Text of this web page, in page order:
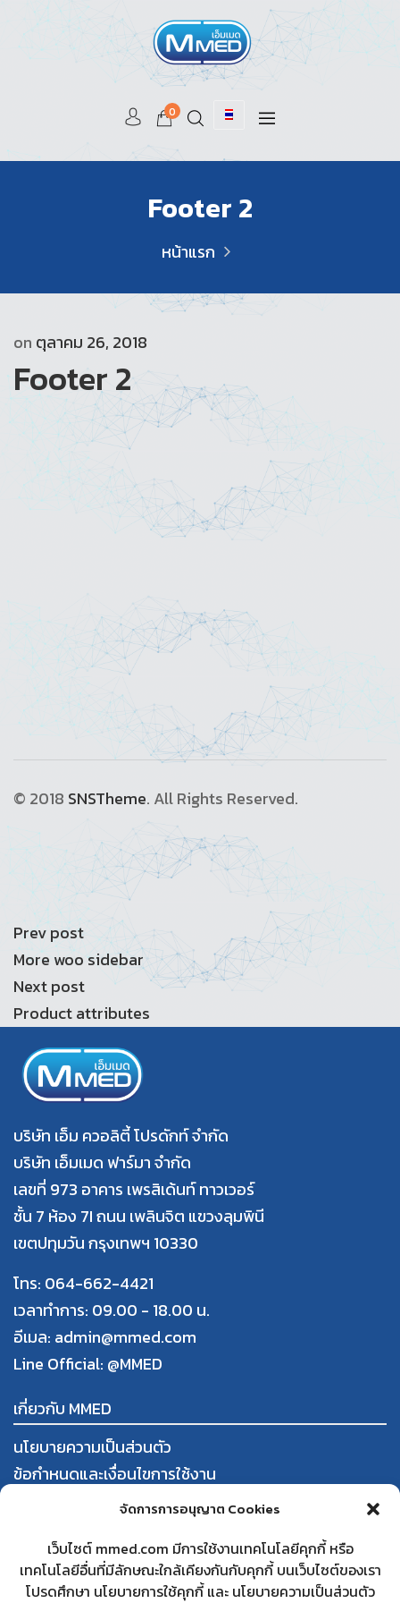
จัดการการอนุญาต Cookies
เว็บไซต์ mmed.com มีการใช้งานเทคโนโลยีคุกกี้ หรือ
เทคโนโลยีอื่นที่มีลักษณะใกล้เคียงกันกับคุกกี้ บนเว็บไซต์ของเรา
โปรดศึกษา นโยบายการใช้คุกกี้ และ นโยบายความเป็นส่วนตัว
0
Footer 2
หน้าแรก
on ตุลาคม 26, 2018
Footer 2
© 2018 SNSTheme. All Rights Reserved.
Prev post
More woo sidebar
Next post
Product attributes
บริษัท เอ็ม ควอลิตี้ โปรดักท์ จำกัด
บริษัท เอ็มเมด ฟาร์มา จำกัด
เลขที่ 973 อาคาร เพรสิเด้นท์ ทาวเวอร์
ชั้น 7 ห้อง 7I ถนน เพลินจิต แขวงลุมพินี
เขตปทุมวัน กรุงเทพฯ 10330
โทร: 064-662-4421
เวลาทำการ: 09.00 - 18.00 น.
อีเมล: admin@mmed.com
Line Official: @MMED
เกี่ยวกับ MMED
นโยบายความเป็นส่วนตัว
ข้อกำหนดและเงื่อนไขการใช้งาน
การสั่งซื้อและชำระสินค้า
ใบทะเบียนพาณิชย์